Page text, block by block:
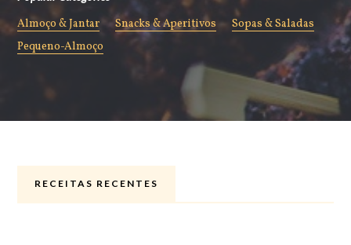
Almoço & Jantar Snacks & Aperitivos
Sopas & Saladas
Pequeno-Almoço
RECEITAS RECENTES